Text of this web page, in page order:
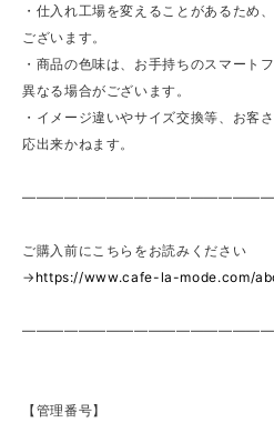
・仕入れ工場を変えることがあるため
ございます。
・商品の色味は、お手持ちのスマート
異なる場合がございます。
・イメージ違いやサイズ交換等、お客
応出来かねます。
ご購入前にこちらをお読みください
→ https://www.cafe-la-mode.com/
【管理番号】